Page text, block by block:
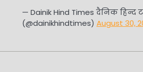
— Dainik Hind Times दैनिक हिन्द
(@dainikhindtimes) August 30,